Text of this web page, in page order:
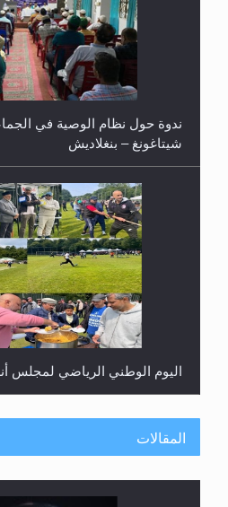
ندوة حول نظام الوصية في
شيتاغونغ – بنغلاديش
اليوم الوطني الرياضي لمجلس
المقالات